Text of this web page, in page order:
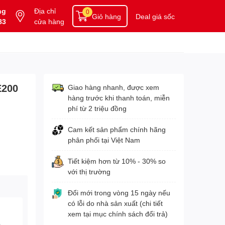
Địa chỉ
cửa hàng
Giỏ hàng
0 Deal giá sốc
Giao hàng nhanh, được xem
hàng trước khi thanh toán, miễn
phí từ 2 triệu đồng
Cam kết sản phẩm chính hãng
phân phối tại Việt Nam
Tiết kiệm hơn từ 10% - 30% so
với thị trường
Đổi mới trong vòng 15 ngày nếu
có lỗi do nhà sản xuất (chi tiết
xem tại mục chính sách đổi trả)